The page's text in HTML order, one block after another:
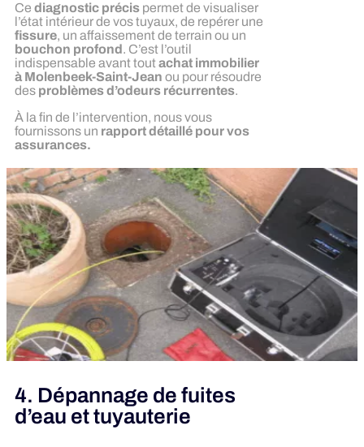
Ce diagnostic précis permet de visualiser
l’état intérieur de vos tuyaux, de repérer une
fissure, un affaissement de terrain ou un
bouchon profond. C’est l’outil
indispensable avant toutachat immobilier
à Molenbeek-Saint-Jean ou pour résoudre
des problèmes d’odeurs récurrentes.
À la fin de l’intervention, nous vous
fournissons un rapport détaillé pour vos
assurances.
4. Dépannage de fuites
d’eau et tuyauterie